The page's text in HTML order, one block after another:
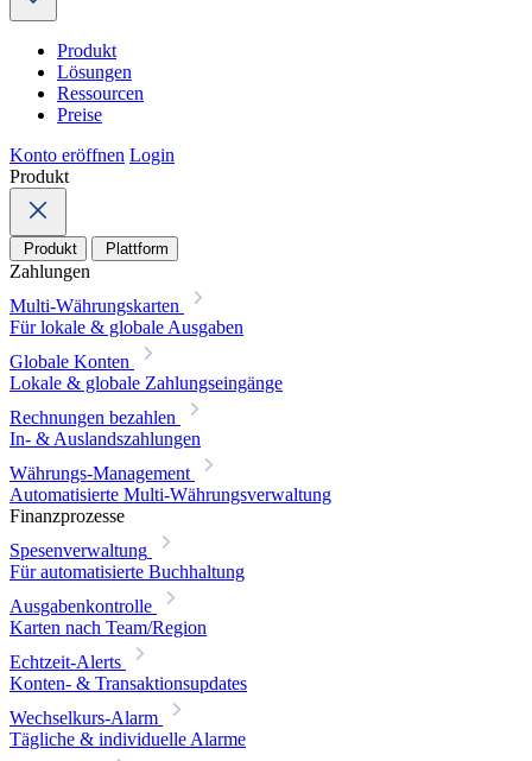
Produkt
Lösungen
Ressourcen
Preise
Konto eröffnen Login
Produkt
Produkt Plattform
Zahlungen
Multi-Währungskarten
Für lokale & globale Ausgaben
Globale Konten
Lokale & globale Zahlungseingänge
Rechnungen bezahlen
In- & Auslandszahlungen
Währungs-Management
Automatisierte Multi-Währungsverwaltung
Finanzprozesse
Spesenverwaltung
Für automatisierte Buchhaltung
Ausgabenkontrolle
Karten nach Team/Region
Echtzeit-Alerts
Konten- & Transaktionsupdates
Wechselkurs-Alarm
Tägliche & individuelle Alarme